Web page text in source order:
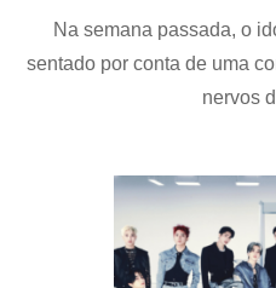
Na semana passada, o
sentado por conta de uma
nervos